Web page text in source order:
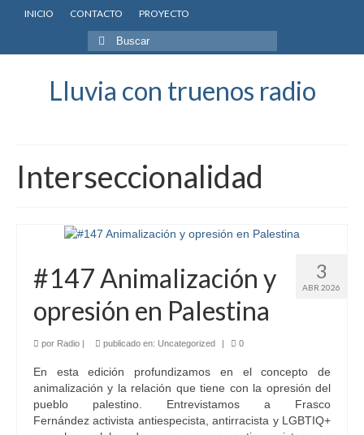
INICIO CONTACTO PROYECTO
Buscar
por:
Lluvia con truenos radio
Interseccionalidad
3
ABR 2026
#147 Animalización y
opresión en Palestina
por Radio publicado en: Uncategorized 0
En esta edición profundizamos en el concepto de
animalización y la relación que tiene con la opresión del
pueblo palestino. Entrevistamos a Frasco
Fernández activista antiespecista, antirracista y LGBTIQ+